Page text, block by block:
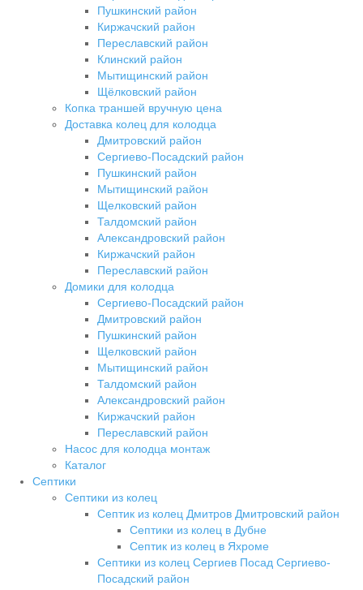
Пушкинский район
Киржачский район
Переславский район
Клинский район
Мытищинский район
Щёлковский район
Копка траншей вручную цена
Доставка колец для колодца
Дмитровский район
Сергиево-Посадский район
Пушкинский район
Мытищинский район
Щелковский район
Талдомский район
Александровский район
Киржачский район
Переславский район
Домики для колодца
Сергиево-Посадский район
Дмитровский район
Пушкинский район
Щелковский район
Мытищинский район
Талдомский район
Александровский район
Киржачский район
Переславский район
Насос для колодца монтаж
Каталог
Септики
Септики из колец
Септик из колец Дмитров Дмитровский район
Септики из колец в Дубне
Септик из колец в Яхроме
Септики из колец Сергиев Посад Сергиево-
Посадский район